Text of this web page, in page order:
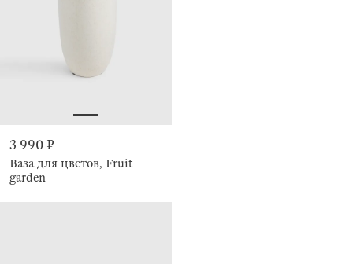
3 990 ₽
Ваза для цветов, Fruit
garden